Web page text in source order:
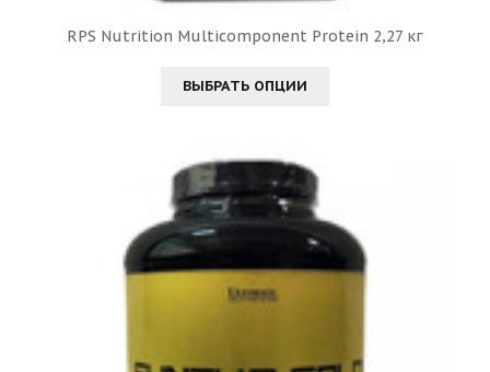
RPS Nutrition Multicomponent Protein 2,27 кг
ВЫБРАТЬ ОПЦИИ